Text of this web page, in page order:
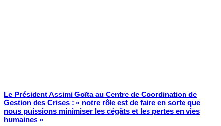
Le Président Assimi Goïta au Centre de Coordination de
Gestion des Crises : « notre rôle est de faire en sorte que
nous puissions minimiser les dégâts et les pertes en vies
humaines »